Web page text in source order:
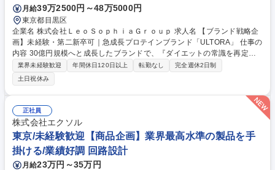
月給39万2500円～48万5000円
東京都目黒区
企業名 株式会社ＬｅｏＳｏｐｈｉａＧｒｏｕｐ 求人名 【ブランド戦略企
画】未経験・第二新卒可｜急成長プロテインブランド「ULTORA」 仕事の
内容 30億円規模へと成長したブランドで、『ダイエットの常識を再定義
する』というULTORAの思想そのものを、世の中にどう浸透させていくか
という、ブランド戦略の核心部分をお任せいたします。 【具体的な業務内
容】 ■ブランドアイデンティティ（Vision/Mission/Value）の言語化・構
造化 ■ランドの中長期ロードマップの構築、機能的価値・戦略の明確化 ■
定着させるためのストーリー設計や言語の統一と一貫したブランド発信 ■
各種メディアと連動させた企業コラボやイベントの戦略立案・実行 ■各SN
S（LINE/X/Instagram）の運営戦略・戦術の策定および実行 募集職種 【ブ
ランド戦略企画】未経験・第二新卒可｜急成長プロテインブランド「ULT
ORA」
業界未経験歓迎 年間休日120日以上 転勤なし
完全週休2日制
土日祝休み
正社員
株式会社エクソル
東京/未経験歓迎【商品企画】業界最高水準の製品を手
掛ける/業績好調 回路設計
月給23万円～35万円